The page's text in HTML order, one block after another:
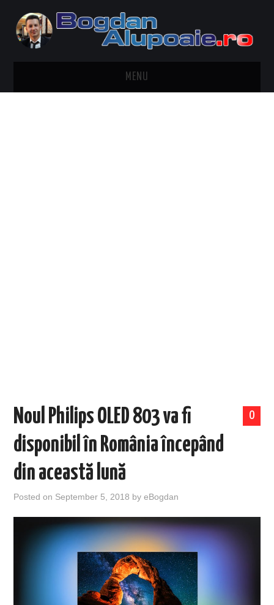
MENU
0
Noul Philips OLED 803 va fi
disponibil în România începând
din această lună
Posted on September 5, 2018 byeBogdan